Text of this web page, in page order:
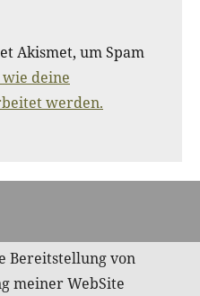
Akismet, um Spam
deine
werden.
Bereitstellung von
meiner WebSite